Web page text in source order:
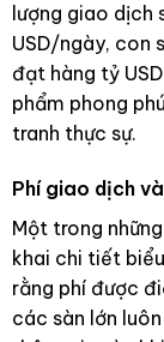
lượng giao dịch
USD/ngày, con
đạt hàng tỷ
phẩm phong
tranh thực sự.
Phí giao dịch
Một trong
khai chi tiết
rằng phí được
các sàn lớn